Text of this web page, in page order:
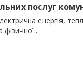
послуг
енергія,